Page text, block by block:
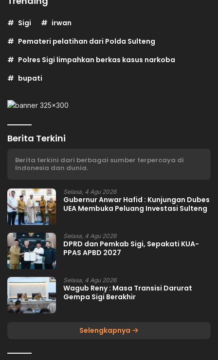
Sigi
irwan
Pemateri pelatihan dari Polda Sulteng
Polres Sigi limpahkan berkas kasus narkoba
bupati
Berita Terkini
Berita terkini dari berbagai sumber terpercaya di
Indonesia dan dunia.
Selasa, 4 Agu 2026
Gubernur Anwar Hafid : Kunjungan Dubes
UEA Membuka Peluang Investasi Sulteng
Selasa, 4 Agu 2026
DPRD dan Pemkab Sigi, Sepakati KUA-
PPAS APBD 2027
Selasa, 4 Agu 2026
Wagub Reny : Masa Transisi Darurat
Gempa Sigi Berakhir
Selengkapnya